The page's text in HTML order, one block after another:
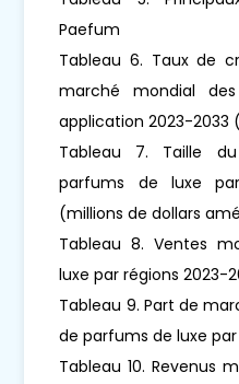
Paefum
Tableau 6. Taux de
marché mondial
application 2023-2033
Tableau 7. Taille
parfums de luxe
(millions de dollars
Tableau 8. Ventes
luxe par régions 2023-
Tableau 9. Part de
de parfums de luxe
Tableau 10. Revenus